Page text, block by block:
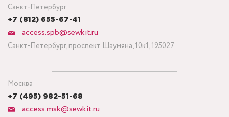
Санкт-Петербург
+7 (812) 655-67-41
access.spb@sewkit.ru
Санкт-Петербург, проспект Шаумяна, 10к1, 195027
Москва
+7 (495) 982-51-68
access.msk@sewkit.ru